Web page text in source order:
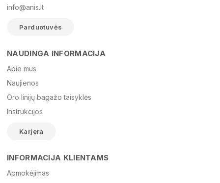
El. paštas
Žinutė
info@anis.lt
Parduotuvės
NAUDINGA INFORMACIJA
Apie mus
Naujienos
Oro linijų bagažo taisyklės
Instrukcijos
Karjera
INFORMACIJA KLIENTAMS
Apmokėjimas